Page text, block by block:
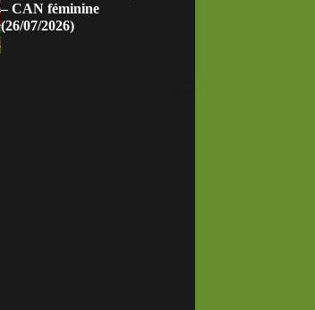
– CAN féminine
(26/07/2026)